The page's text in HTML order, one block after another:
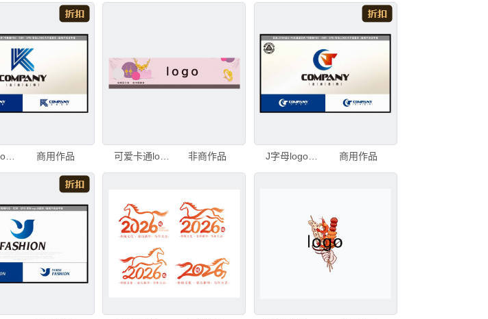
原创K字logo智能网络科技logo 商用作品 非商作品 J字母logo商务logo科技logo 商用作品